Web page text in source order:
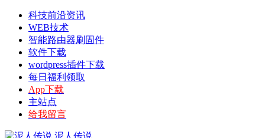
科技前沿资讯
WEB技术
智能路由器刷固件
软件下载
wordpress插件下载
每日福利领取
App下载
主站点
给我留言
泥人传说